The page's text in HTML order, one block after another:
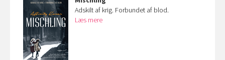
Adskilt af krig. Forbundet af blod.
Læs mere